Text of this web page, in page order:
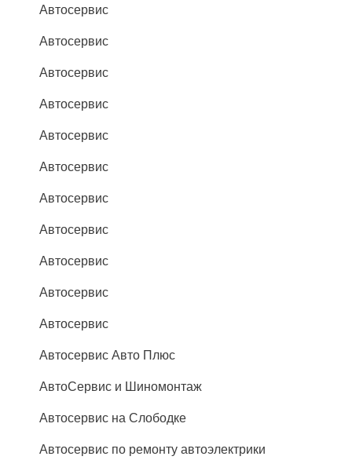
Автосервис
Автосервис
Автосервис
Автосервис
Автосервис
Автосервис
Автосервис
Автосервис
Автосервис
Автосервис
Автосервис
Автосервис Авто Плюс
АвтоСервис и Шиномонтаж
Автосервис на Слободке
Автосервис по ремонту автоэлектрики